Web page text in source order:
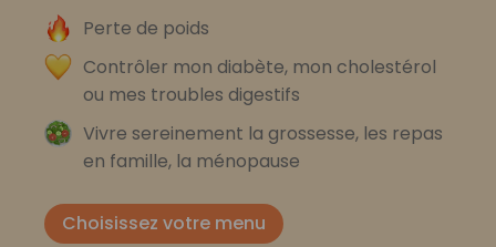
Perte de poids
Contrôler mon diabète, mon cholestérol
ou mes troubles digestifs
Vivre sereinement la grossesse, les repas
en famille, la ménopause
Choisissez votre menu